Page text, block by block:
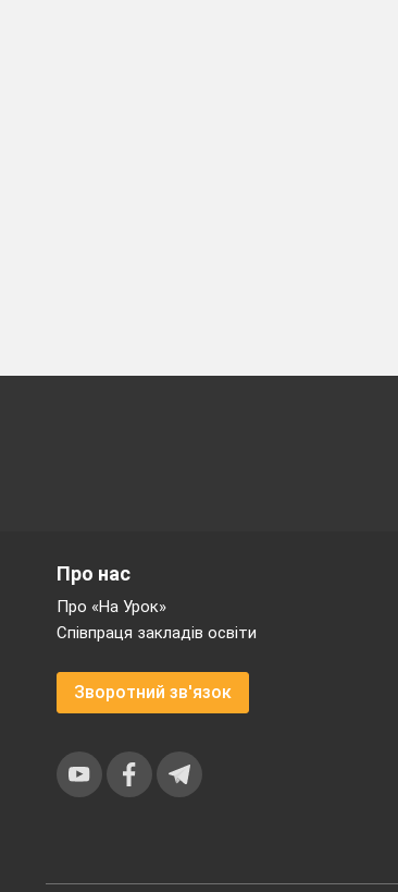
Про нас
Про «На Урок»
Співпраця закладів освіти
Зворотний зв'язок